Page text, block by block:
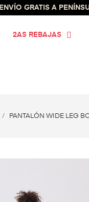
ENVÍO GRATIS A
2AS REBAJAS
PANTALÓN WIDE LEG